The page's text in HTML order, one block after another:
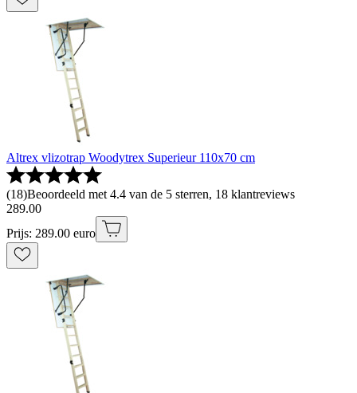
Altrex vlizotrap Woodytrex Superieur 110x70 cm
(18)Beoordeeld met 4.4 van de 5 sterren, 18 klantreviews
289.00
Prijs: 289.00 euro